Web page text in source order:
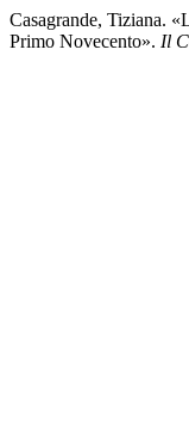
Casagrande, Tiziana.
Primo Novecento». Il